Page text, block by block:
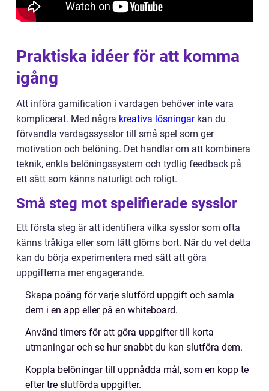
Praktiska idéer för att komma
igång
Att införa gamification i vardagen behöver inte vara
komplicerat. Med några kreativa lösningarkan du
förvandla vardagssysslor till små spel som ger
motivation och belöning. Det handlar om att kombinera
teknik, enkla belöningssystem och tydlig feedback på
ett sätt som känns naturligt och roligt.
Små steg mot spelifierade sysslor
Ett första steg är att identifiera vilka sysslor som ofta
känns tråkiga eller som lätt glöms bort. När du vet detta
kan du börja experimentera med sätt att göra
uppgifterna mer engagerande.
Skapa poäng för varje slutförd uppgift och samla
dem i en app eller på en whiteboard.
Använd timers för att göra uppgifter till korta
utmaningar och se hur snabbt du kan slutföra dem.
Koppla belöningar till uppnådda mål, som en kopp te
efter tre slutförda uppgifter.